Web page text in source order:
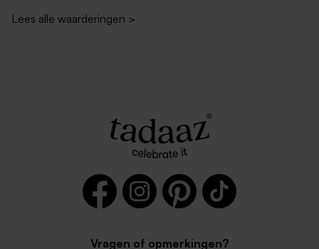
Lees alle waarderingen >
Vragen of opmerkingen?